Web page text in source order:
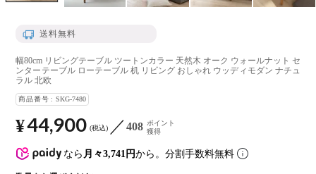
送料無料
幅80cm リビングテーブル ツートンカラー 天然木 オーク ウォールナット セ
ンターテーブル ローテーブル 机 リビング おしゃれ ウッディモダン ナチュ
ラル 北欧
商品番号 SKG-7480
なら 月々3,741円から。分割手数料無料
¥44,900 税込 408 ポイント
獲得